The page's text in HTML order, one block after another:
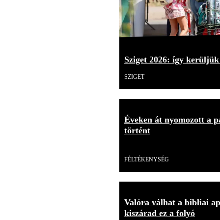
Sziget 2026: így
SZIGET
Éveken át nyomozott a
történt
FÉLTÉKENYSÉG
Valóra válhat a bibliai
kiszárad ez a folyó